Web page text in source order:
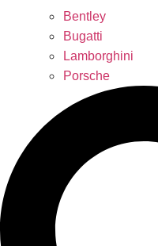
Bentley
Bugatti
Lamborghini
Porsche